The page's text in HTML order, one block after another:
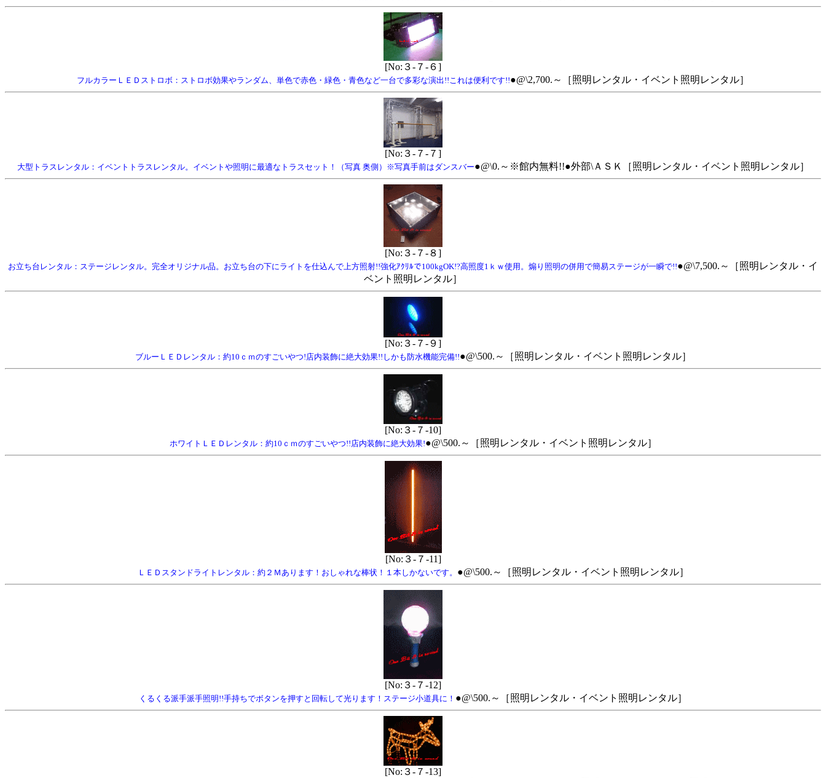
[No:３-７-６]
フルカラーＬＥＤストロボ：ストロボ効果やランダム、単色で赤色・緑色・青色など一台で多彩な演出!!これは便利です!!●@\2,700.～［照明レンタル・イベント照明レンタル］
[No:３-７-７]
大型トラスレンタル：イベントトラスレンタル。イベントや照明に最適なトラスセット！（写真 奥側）※写真手前はダンスバー●@\0.～※館内無料!!●外部\ＡＳＫ［照明レンタル・イベント照明レンタル］
[No:３-７-８]
お立ち台レンタル：ステージレンタル。完全オリジナル品。お立ち台の下にライトを仕込んで上方照射!!強化ｱｸﾘﾙで100kgOK!?高照度1ｋｗ使用。煽り照明の併用で簡易ステージが一瞬で!!●@\7,500.～［照明レンタル・イ
ベント照明レンタル］
[No:３-７-９]
ブルーＬＥＤレンタル：約10ｃｍのすごいやつ!店内装飾に絶大効果!!しかも防水機能完備!!●@\500.～［照明レンタル・イベント照明レンタル］
[No:３-７-10]
ホワイトＬＥＤレンタル：約10ｃｍのすごいやつ!!店内装飾に絶大効果!●@\500.～［照明レンタル・イベント照明レンタル］
[No:３-７-11]
ＬＥＤスタンドライトレンタル：約２Ｍあります！おしゃれな棒状！１本しかないです。 ●@\500.～［照明レンタル・イベント照明レンタル］
[No:３-７-12]
くるくる派手派手照明!!手持ちでボタンを押すと回転して光ります！ステージ小道具に！ ●@\500.～［照明レンタル・イベント照明レンタル］
[No:３-７-13]